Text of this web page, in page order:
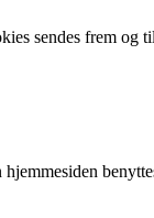
sendes frem og